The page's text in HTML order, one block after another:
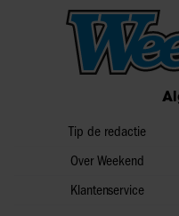
Tip de redactie
Over Weekend
Klantenservice